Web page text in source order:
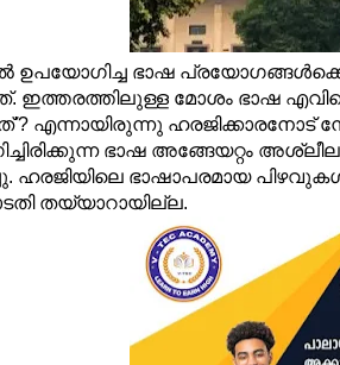
ഉപയോഗിച്ച ഭാഷ
ഇത്തരത്തിലുള്ള മോശം ഭാഷ
എന്നായിരുന്നു ഹരജിക്കാരനോട്
ഭാഷ അങ്ങേയറ്റം
ഹരജിയിലെ ഭാഷാപരമായ
തയ്യാറായില്ല.